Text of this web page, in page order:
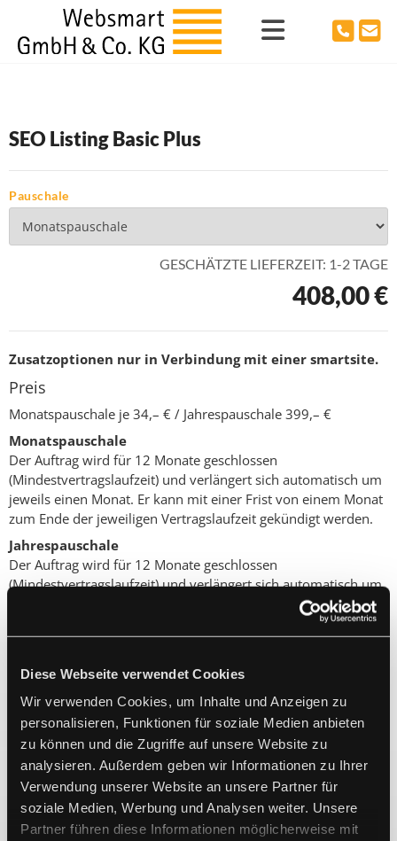
Diese Webseite verwendet Cookies
Wir verwenden Cookies, um Inhalte und Anzeigen zu
personalisieren, Funktionen für soziale Medien anbieten
zu können und die Zugriffe auf unsere Website zu
analysieren. Außerdem geben wir Informationen zu Ihrer
Verwendung unserer Website an unsere Partner für
soziale Medien, Werbung und Analysen weiter. Unsere
Partner führen diese Informationen möglicherweise mit
SEO Listing Basic Plus
Pauschale
GESCHÄTZTE LIEFERZEIT: 1-2 TAGE
408,00 €
Zusatzoptionen nur in Verbindung mit einer smartsite.
Preis
Monatspauschale je 34,– € / Jahrespauschale 399,– €
Monatspauschale
Der Auftrag wird für 12 Monate geschlossen
(Mindestvertragslaufzeit) und verlängert sich automatisch um
jeweils einen Monat. Er kann mit einer Frist von einem Monat
zum Ende der jeweiligen Vertragslaufzeit gekündigt werden.
Jahrespauschale
Der Auftrag wird für 12 Monate geschlossen
(Mindestvertragslaufzeit) und verlängert sich automatisch um
jeweils 12 Monate. Er kann mit einer Frist von einem Monat
zum Ende der jeweiligen Vertragslaufzeit gekündigt werden.